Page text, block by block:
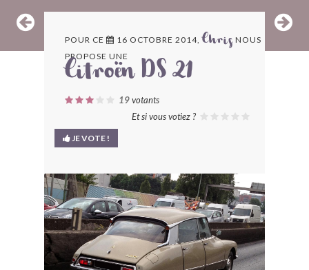
ARCHIVES
LES CONTRIBUTEURS
LE BLOG
BONJOURLAVIEILLE ?
MODÈLES ET MARQUES
COMMENT FONCTIONNE BLV ?
POUR CE 16 OCTOBRE 2014,Chris NOUS
PROPOSE UNE
Citroën DS 21
19votants
Et si vous votiez ?
JE VOTE !